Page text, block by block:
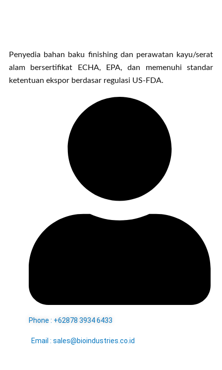
Penyedia bahan baku finishing dan perawatan kayu/serat
alam bersertifikat ECHA, EPA, dan memenuhi standar
ketentuan ekspor berdasar regulasi US-FDA.
Phone : +62878 3934 6433
Email : sales@bioindustries.co.id